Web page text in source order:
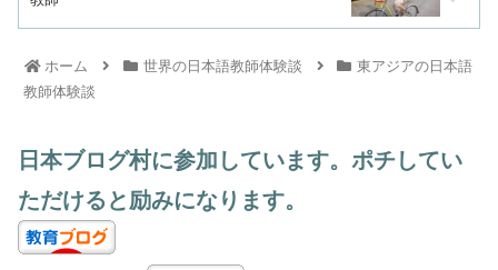
ホーム 世界の日本語教師体験談
東アジアの日本語
教師体験談
日本ブログ村に参加しています。ポチしてい
ただけると励みになります。